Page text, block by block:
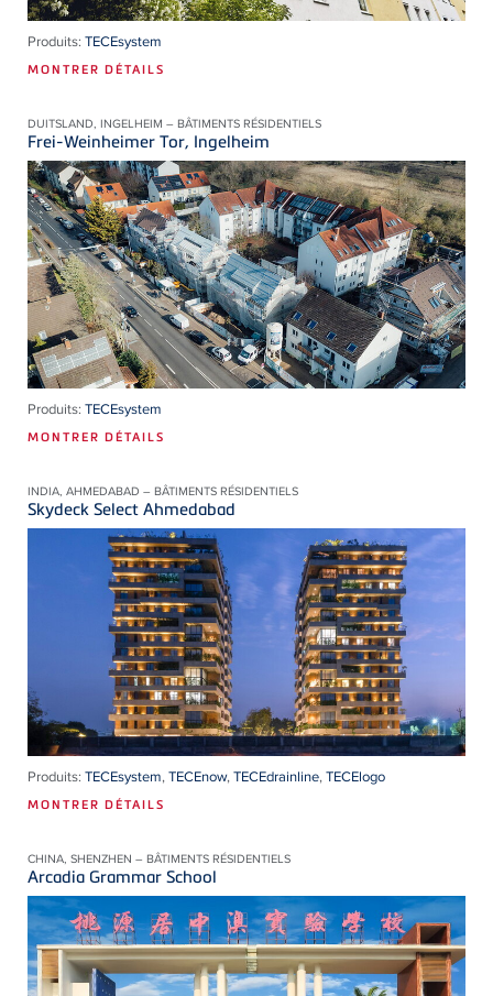
Produits: TECEsystem
MONTRER DÉTAILS
DUITSLAND, INGELHEIM – BÂTIMENTS RÉSIDENTIELS
Frei-Weinheimer Tor, Ingelheim
Produits: TECEsystem
MONTRER DÉTAILS
INDIA, AHMEDABAD – BÂTIMENTS RÉSIDENTIELS
Skydeck Select Ahmedabad
Produits: TECEsystem,TECEnow,TECEdrainline,TECElogo
MONTRER DÉTAILS
CHINA, SHENZHEN – BÂTIMENTS RÉSIDENTIELS
Arcadia Grammar School